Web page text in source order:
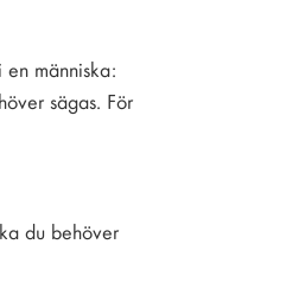
människa:
sägas. För
du behöver